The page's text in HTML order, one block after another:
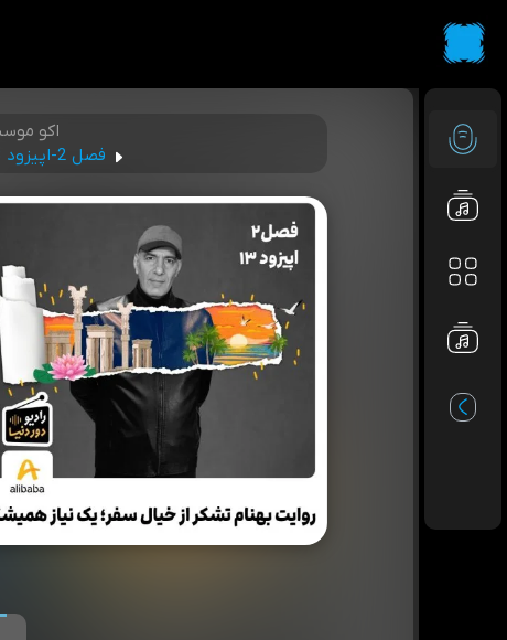
اکو
فصل 2-اپیزود 13: روایت بهنام تشکر از خیال سفر؛ یک نیاز همیشگی